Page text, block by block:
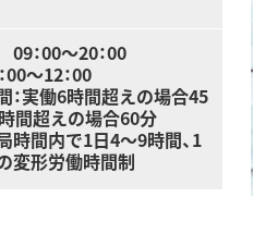
：00～20：00
～12：00
：実働6時間超えの場合45
間超えの場合60分
時間内で1日4～9時間、1
変形労働時間制